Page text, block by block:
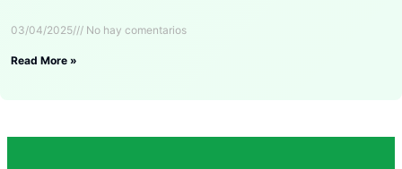
03/04/2025 No hay comentarios
Read More »